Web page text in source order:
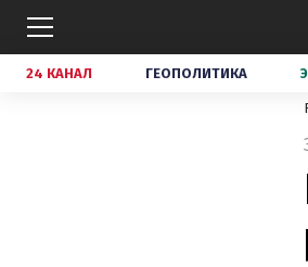
24 КАНАЛ ГЕОПОЛИТИКА